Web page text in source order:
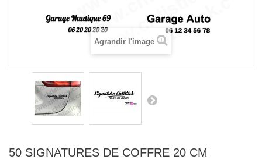
Agrandir l'image
50 SIGNATURES DE COFFRE 20 CM